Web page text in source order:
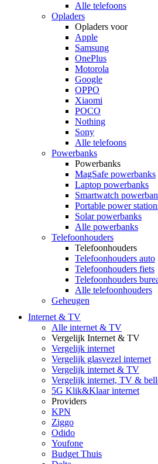
Alle telefoons
Opladers
Opladers voor
Apple
Samsung
OnePlus
Motorola
Google
OPPO
Xiaomi
POCO
Nothing
Sony
Alle telefoons
Powerbanks
Powerbanks
MagSafe powerbanks
Laptop powerbanks
Smartwatch
Portable power
Solar powerbanks
Alle powerbanks
Telefoonhouders
Telefoonhouders
Telefoonhouders auto
Telefoonhouders fiets
Telefoonhouders
Alle telefoonhouders
Geheugen
Internet & TV
Alle internet & TV
Vergelijk Internet & TV
Vergelijk internet
Vergelijk glasvezel internet
Vergelijk internet & TV
Vergelijk internet, TV &
5G Klik&Klaar internet
Providers
KPN
Ziggo
Odido
Youfone
Budget Thuis